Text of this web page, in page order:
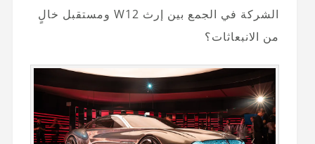
الشركة في الجمع بين إرث W12 ومستقبل خالٍ
من الانبعاثات؟